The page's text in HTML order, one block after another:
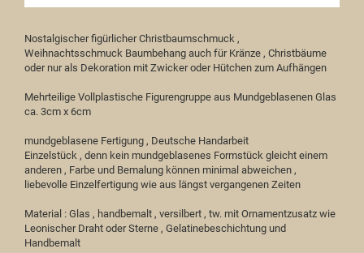
Nostalgischer figürlicher Christbaumschmuck ,
Weihnachtsschmuck Baumbehang auch für Kränze , Christbäume
oder nur als Dekoration mit Zwicker oder Hütchen zum Aufhängen
Mehrteilige Vollplastische Figurengruppe aus Mundgeblasenen Glas
ca. 3cm x 6cm
mundgeblasene Fertigung , Deutsche Handarbeit
Einzelstück , denn kein mundgeblasenes Formstück gleicht einem
anderen , Farbe und Bemalung können minimal abweichen ,
liebevolle Einzelfertigung wie aus längst vergangenen Zeiten
Material : Glas , handbemalt , versilbert , tw. mit Ornamentzusatz wie
Leonischer Draht oder Sterne , Gelatinebeschichtung und
Handbemalt